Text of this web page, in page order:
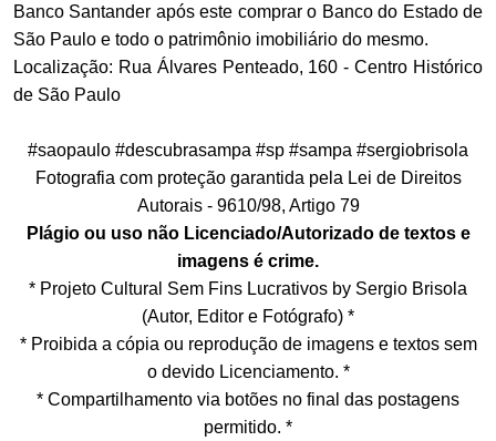
Banco Santander após este comprar o Banco do Estado de
São Paulo e todo o patrimônio imobiliário do mesmo.
Localização: Rua Álvares Penteado, 160 - Centro Histórico
de São Paulo
#saopaulo #descubrasampa #sp #sampa #sergiobrisola
Fotografia com proteção garantida pela Lei de Direitos
Autorais - 9610/98, Artigo 79
Plágio ou uso não Licenciado/Autorizado de textos e
imagens é crime.
* Projeto Cultural Sem Fins Lucrativos by Sergio Brisola
(Autor, Editor e Fotógrafo) *
* Proibida a cópia ou reprodução de imagens e textos sem
o devido Licenciamento. *
* Compartilhamento via botões no final das postagens
permitido. *